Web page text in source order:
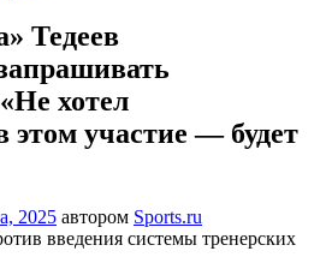
Тедеев
хотел
участие — будет
2025 автором Sports.ru
введения системы тренерских